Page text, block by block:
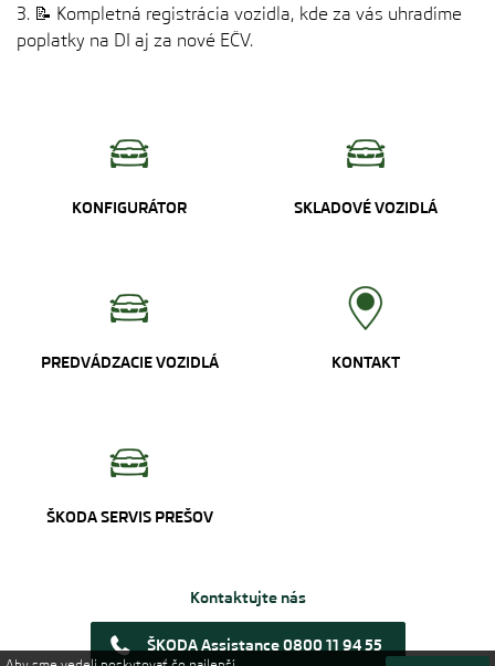
3. 📝 Kompletná registrácia vozidla, kde za vás uhradíme
poplatky na DI aj za nové EČV.
KONFIGURÁTOR SKLADOVÉ VOZIDLÁ
PREDVÁDZACIE VOZIDLÁ KONTAKT
ŠKODA SERVIS PREŠOV
Kontaktujte nás
ŠKODA Assistance 0800 11 94 55